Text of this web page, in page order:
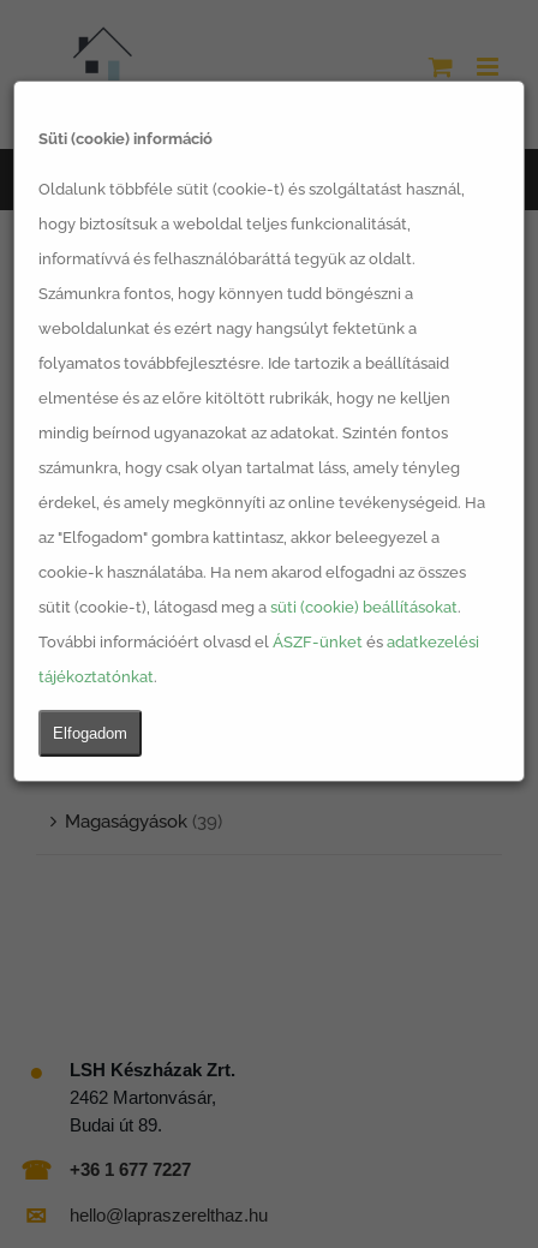
Süti (cookie) információ
Oldalunk többféle sütit (cookie-t) és szolgáltatást használ,
hogy biztosítsuk a weboldal teljes funkcionalitását,
informatívvá és felhasználóbaráttá tegyük az oldalt.
Számunkra fontos, hogy könnyen tudd böngészni a
weboldalunkat és ezért nagy hangsúlyt fektetünk a
folyamatos továbbfejlesztésre. Ide tartozik a beállításaid
elmentése és az előre kitöltött rubrikák, hogy ne kelljen
mindig beírnod ugyanazokat az adatokat. Szintén fontos
számunkra, hogy csak olyan tartalmat láss, amely tényleg
érdekel, és amely megkönnyíti az online tevékenységeid. Ha
az "Elfogadom" gombra kattintasz, akkor beleegyezel a
cookie-k használatába. Ha nem akarod elfogadni az összes
sütit (cookie-t), látogasd meg asüti (cookie) beállításokat.
További információért olvasd elÁSZF-ünket ésadatkezelési
tájékoztatónkat.
Elfogadom
Főoldal kerti kisházikó
Egy termék se felelt meg a keresésnek.
Termékkategóriák
Egyéb (1)
Komposztáló (2)
Magaságyások (39)
●
LSH Készházak Zrt.
2462 Martonvásár,
Budai út 89.
☎ +36 1 677 7227
✉ hello@lapraszerelthaz.hu